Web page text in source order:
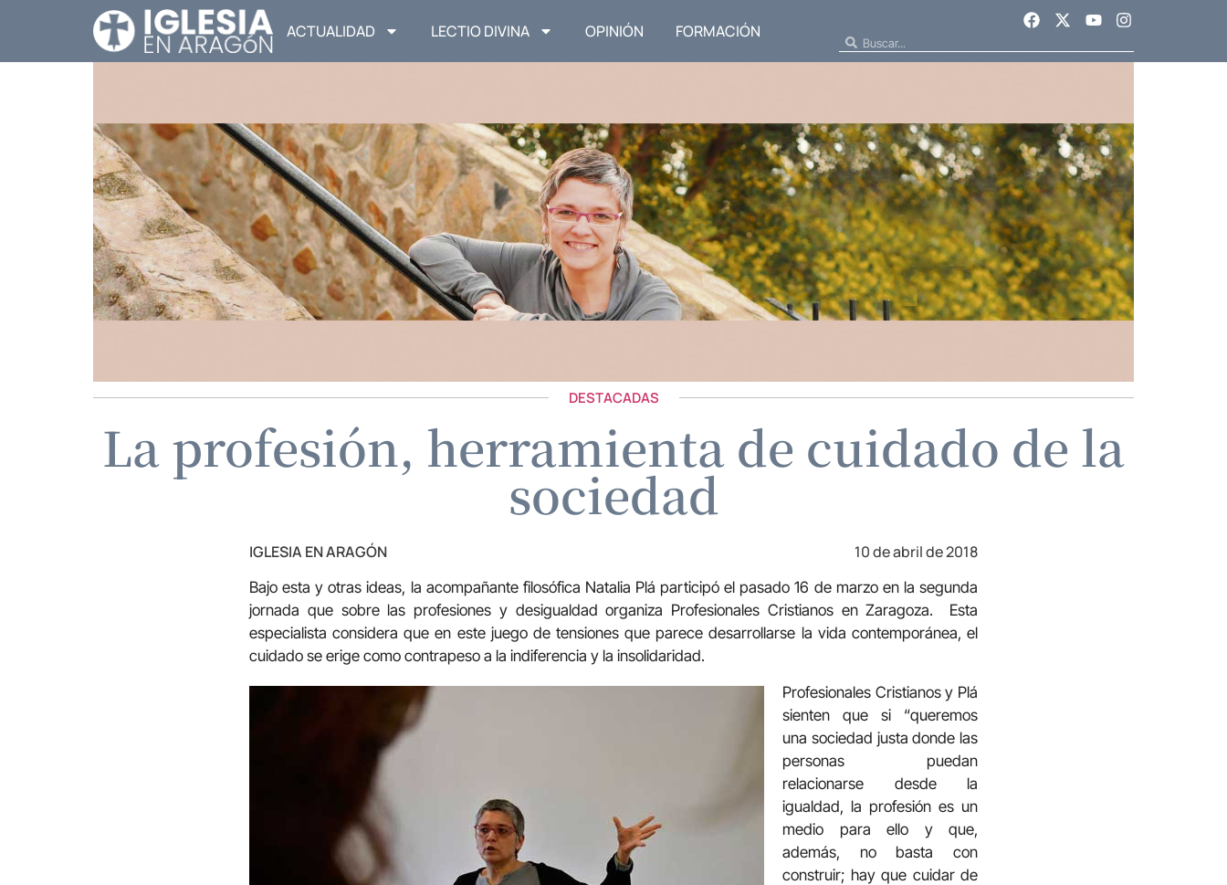
ACTUALIDAD LECTIO DIVINA OPINIÓN FORMACIÓN
DESTACADAS
La profesión, herramienta de cuidado de la
sociedad
IGLESIA EN ARAGÓN 10 de abril de 2018
Bajo esta y otras ideas, la acompañante filosófica Natalia Plá participó el pasado 16 de marzo en la segunda
jornada que sobre las profesiones y desigualdad organiza Profesionales Cristianos en Zaragoza.
Esta
especialista considera que en este juego de tensiones que parece desarrollarse la vida contemporánea, el
cuidado se erige como contrapeso a la indiferencia y la insolidaridad.
Profesionales Cristianos y Plá
sienten que si “queremos
una sociedad justa donde las
personas puedan
relacionarse desde la
igualdad, la profesión es un
medio para ello y que,
además, no basta con
construir; hay que cuidar de